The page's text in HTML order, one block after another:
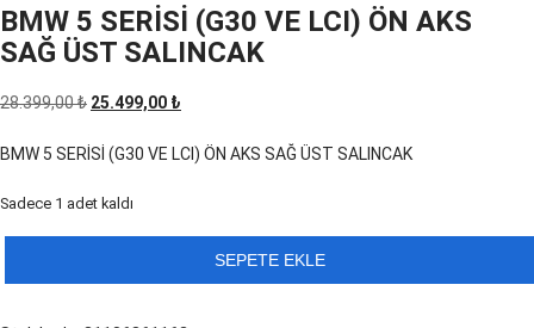
BMW 5 SERİSİ (G30 VE LCI) ÖN AKS
SAĞ ÜST SALINCAK
28.399,00₺ Orijinal
28.399,00 ₺.
25.499,00 ₺
fiyat:
BMW 5 SERİSİ (G30 VE LCI) ÖN AKS SAĞ ÜST SALINCAK
Sadece 1 adet kaldı
5
SEPETE EKLE